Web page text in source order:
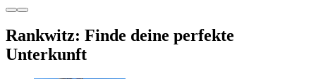
Rankwitz: Finde deine perfekte
Unterkunft